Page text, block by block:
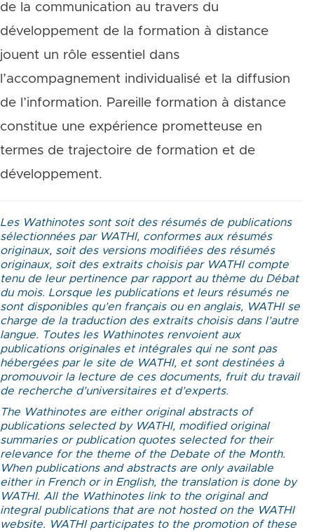
de la communication au travers du
développement de la formation à distance
jouent un rôle essentiel dans
l’accompagnement individualisé et la diffusion
de l’information. Pareille formation à distance
constitue une expérience prometteuse en
termes de trajectoire de formation et de
développement.
Les Wathinotes sont soit des résumés de publications
sélectionnées par WATHI, conformes aux résumés
originaux, soit des versions modifiées des résumés
originaux, soit des extraits choisis par WATHI compte
tenu de leur pertinence par rapport au thème du Débat
du mois. Lorsque les publications et leurs résumés ne
sont disponibles qu’en français ou en anglais, WATHI se
charge de la traduction des extraits choisis dans l’autre
langue. Toutes les Wathinotes renvoient aux
publications originales et intégrales qui ne sont pas
hébergées par le site de WATHI, et sont destinées à
promouvoir la lecture de ces documents, fruit du travail
de recherche d’universitaires et d’experts.
The Wathinotes are either original abstracts of
publications selected by WATHI, modified original
summaries or publication quotes selected for their
relevance for the theme of the Debate of the Month.
When publications and abstracts are only available
either in French or in English, the translation is done by
WATHI. All the Wathinotes link to the original and
integral publications that are not hosted on the WATHI
website. WATHI participates to the promotion of these